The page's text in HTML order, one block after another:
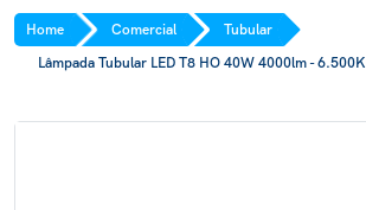
Home Comercial
Tubular
Lâmpada Tubular LED T8 HO 40W 4000lm - 6.500K